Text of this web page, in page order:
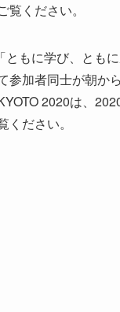
覧ください。
ともに学び、とも
参加者同士が朝か
2020は、
ください。